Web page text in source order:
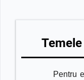
Pentru